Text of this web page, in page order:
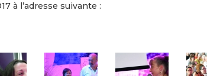
à l’adresse suivante :